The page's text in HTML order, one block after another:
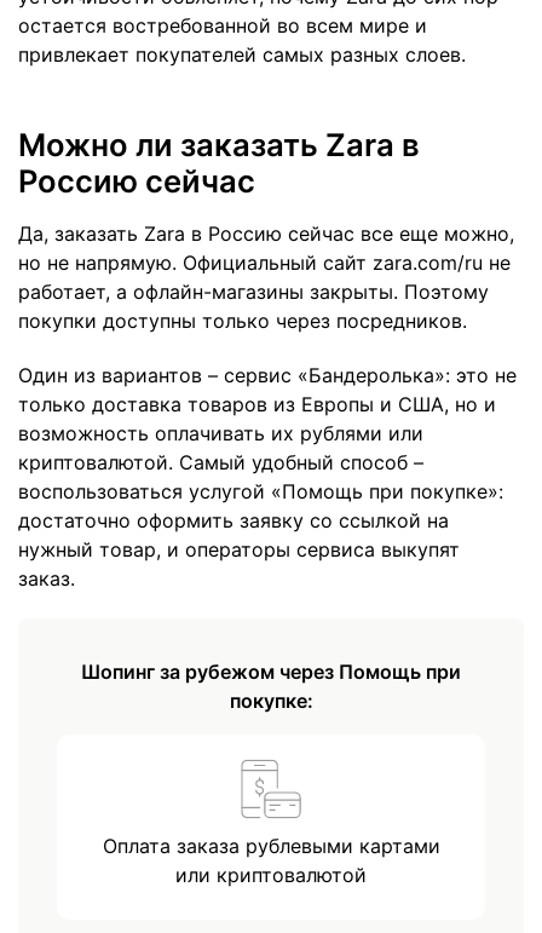
остается востребованной во всем мире и
привлекает покупателей самых разных слоев.
Можно ли заказать Zara в
Россию сейчас
Да, заказать Zara в Россию сейчас все еще можно,
но не напрямую. Официальный сайт zara.com/ru не
работает, а офлайн-магазины закрыты. Поэтому
покупки доступны только через посредников.
Один из вариантов – сервис «Бандеролька»: это не
только доставка товаров из Европы и США, но и
возможность оплачивать их рублями или
криптовалютой. Самый удобный способ –
воспользоваться услугой «Помощь при покупке»:
достаточно оформить заявку со ссылкой на
нужный товар, и операторы сервиса выкупят
заказ.
Шопинг за рубежом через Помощь при
покупке:
Оплата заказа рублевыми картами
или криптовалютой